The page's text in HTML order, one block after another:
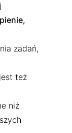
zadań,
też
niż